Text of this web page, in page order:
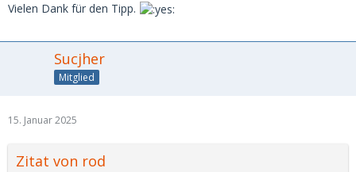
Vielen Dank für den Tipp.
Sucjher
Mitglied
15. Januar 2025
Zitat von rod